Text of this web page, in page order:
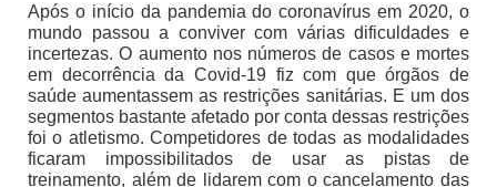
Após o início da pandemia do coronavírus em 2020, o
mundo passou a conviver com várias dificuldades e
incertezas. O aumento nos números de casos e mortes
em decorrência da Covid-19 fiz com que órgãos de
saúde aumentassem as restrições sanitárias. E um dos
segmentos bastante afetado por conta dessas restrições
foi o atletismo. Competidores de todas as modalidades
ficaram impossibilitados de usar as pistas de
treinamento, além de lidarem com o cancelamento das